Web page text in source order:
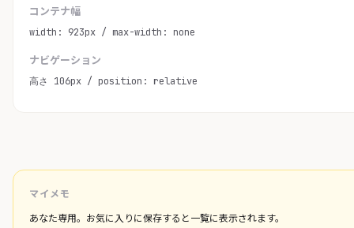
コンテナ幅
width: 923px / max-width: none
ナビゲーション
高さ 106px / position: relative
マイメモ
あなた専用。お気に入りに保存すると一覧に表示されます。